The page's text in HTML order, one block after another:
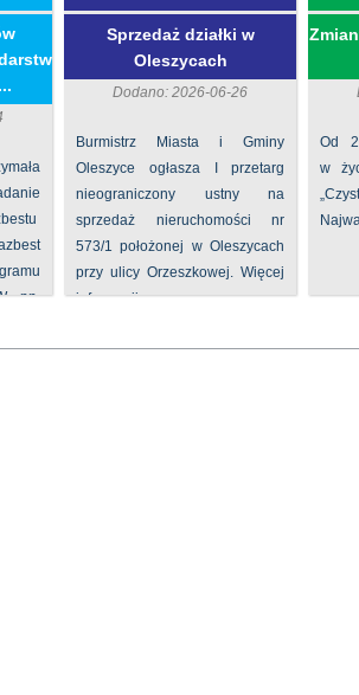
pn.
Sprzedaż działki w
Oleszycach
Dodano: 2026-06-26
Burmistrz Miasta i Gminy
Oleszyce ogłasza I przetarg
nieograniczony ustny na
sprzedaż nieruchomości nr
573/1 położonej w Oleszycach
przy ulicy Orzeszkowej. Więcej
informacji ...
Od
w